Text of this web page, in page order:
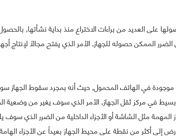
على العديد من براءات الاختراع منذ بداية نشأتها,
الممكن حصوله للجهاز, الأمر الذي يفتح مجالاً لإنتاج
في الهاتف المحمول, حيث أنه بمجرد سقوط
في مركز ثقل الجهاز, الأمر الذي سوف يغير من وضعية
مثل الشاشة أو الأجزاء الداخلية من الضرر الذي سوف
إلى أكثر من نقطة على محيط الجهاز بعيداً عن الأجزاء